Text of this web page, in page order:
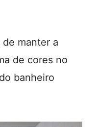
manter a
de cores no
banheiro